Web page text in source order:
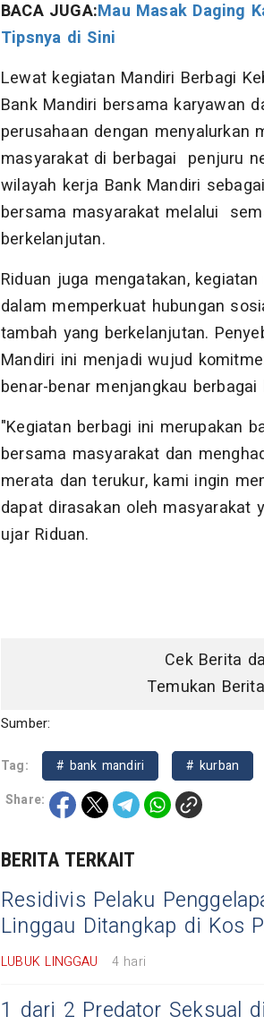
BACA JUGA:Mau Masak Daging
Tipsnya di Sini
Lewat kegiatan Mandiri Berbagi
Bank Mandiri bersama karyawan
perusahaan dengan menyalurkan
masyarakat di berbagai penjuru
wilayah kerja Bank Mandiri
bersama masyarakat melalui
berkelanjutan.
Riduan juga mengatakan,
dalam memperkuat hubungan
tambah yang berkelanjutan.
Mandiri ini menjadi wujud
benar-benar menjangkau
"Kegiatan berbagi ini merupakan
bersama masyarakat dan
merata dan terukur, kami ingin
dapat dirasakan oleh masyarakat
ujar Riduan.
Cek Berita
Temukan
Sumber:
Tag: # bank mandiri # kurban
Share:
BERITA TERKAIT
Residivis Pelaku
Linggau Ditangkap di Kos
LUBUK LINGGAU 4 hari
1 dari 2 Predator Seksual